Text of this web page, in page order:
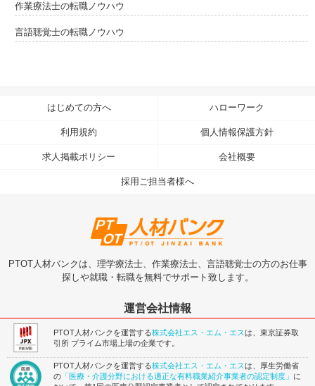
作業療法士の転職ノウハウ
言語聴覚士の転職ノウハウ
はじめての方へ ハローワーク
利用規約 個人情報保護方針
求人掲載ポリシー 会社概要
採用ご担当者様へ
PTOT人材バンクは、理学療法士、作業療法士、言語聴覚士の方のお仕事
探しや就職・転職を無料でサポート致します。
運営会社情報
PTOT人材バンクを運営する株式会社エス・エム・エスは、東京証券取
引所 プライム市場上場の企業です。
PTOT人材バンクを運営する株式会社エス・エム・エスは、厚生労働省
の 「医療・介護分野における適正な有料職業紹介事業者の認定制度」 に